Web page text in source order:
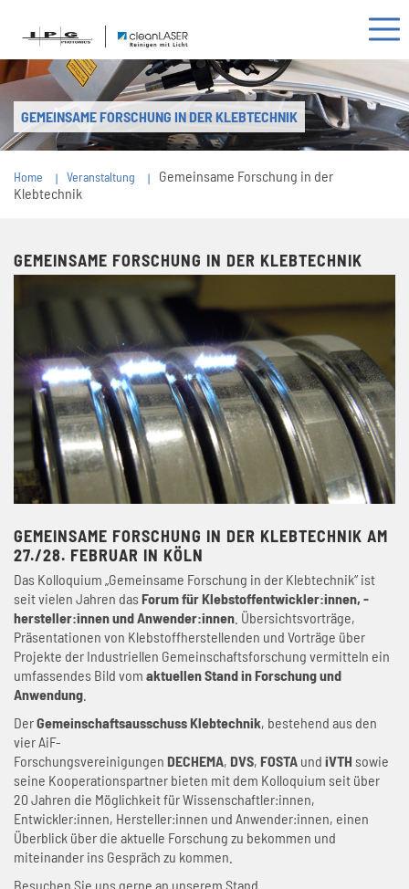
GEMEINSAME FORSCHUNG IN DER KLEBTECHNIK
Home Veranstaltung
Gemeinsame Forschung in der
Klebtechnik
GEMEINSAME FORSCHUNG IN DER KLEBTECHNIK
GEMEINSAME FORSCHUNG IN DER KLEBTECHNIK AM
27./28. FEBRUAR IN KÖLN
Das Kolloquium „Gemeinsame Forschung in der Klebtechnik“ ist
seit vielen Jahren das Forum für Klebstoffentwickler:innen, -
hersteller:innen und Anwender:innen . Übersichtsvorträge,
Präsentationen von Klebstoffherstellenden und Vorträge über
Projekte der Industriellen Gemeinschaftsforschung vermitteln ein
umfassendes Bild vom aktuellen Stand in Forschung und
Anwendung
DerGemeinschaftsausschuss Klebtechnik, bestehend aus den
vier AiF-
Forschungsvereinigungen DECHEMA, DVS, FOSTA und iVTH sowie
seine Kooperationspartner bieten mit dem Kolloquium seit über
20 Jahren die Möglichkeit für Wissenschaftler:innen,
Entwickler:innen, Hersteller:innen und Anwender:innen, einen
Überblick über die aktuelle Forschung zu bekommen und
miteinander ins Gespräch zu kommen.
Besuchen Sie uns gerne an unserem Stand.